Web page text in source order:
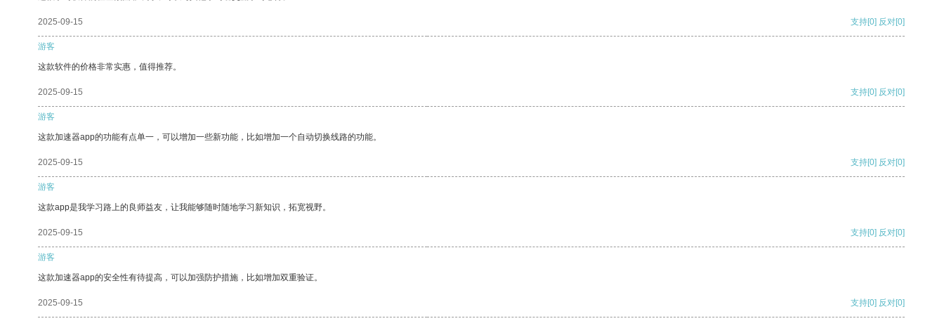
2025-09-15 支持[0] 反对[0]
游客
这款软件的价格非常实惠，值得推荐。
2025-09-15 支持[0] 反对[0]
游客
这款加速器app的功能有点单一，可以增加一些新功能，比如增加一个自动切换线路的功能。
2025-09-15 支持[0] 反对[0]
游客
这款app是我学习路上的良师益友，让我能够随时随地学习新知识，拓宽视野。
2025-09-15 支持[0] 反对[0]
游客
这款加速器app的安全性有待提高，可以加强防护措施，比如增加双重验证。
2025-09-15 支持[0] 反对[0]